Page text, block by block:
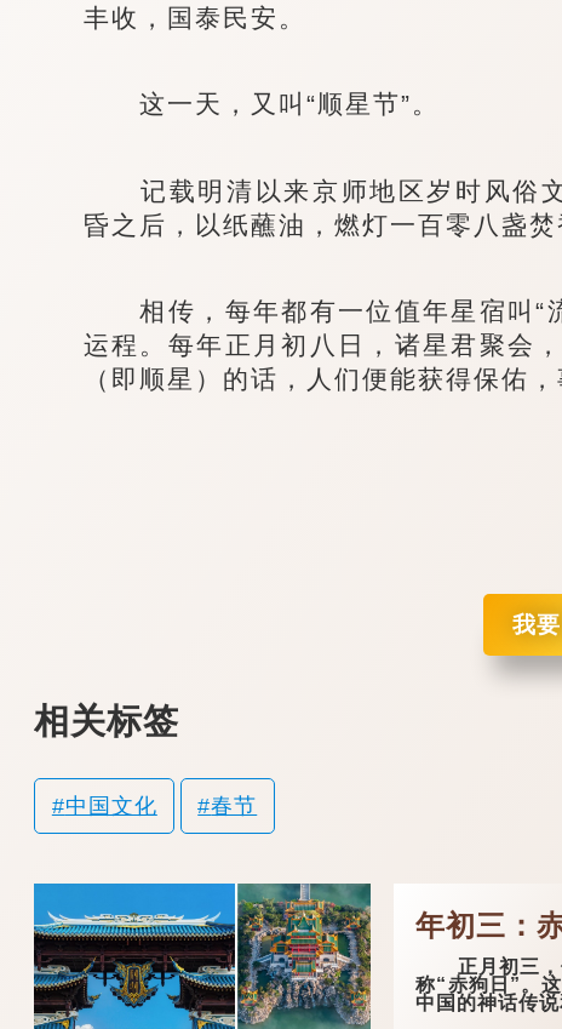
丰收，国泰民安。
这一天，又叫“顺星节”。
记载明清以来京师地区岁时风俗文
昏之后，以纸蘸油，燃灯一百零八盏
相传，每年都有一位值年星宿叫“
运程。每年正月初八日，诸星君聚会
（即顺星）的话，人们便能获得保佑
我
相关标签
中国文化 春节
年初三：
正月初三，
称“赤狗日”。
中国的神话传说